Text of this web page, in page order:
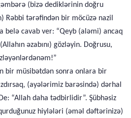
(bizə dediklərinin doğru
Rəbbi tərəfindən bir möcüzə nazil
belə cavab ver: “Qeyb (aləmi) ancaq
əzabını) gözləyin. Doğrusu,
bir müsibətdən sonra onlara bir
(ayələrimiz barəsində) dərhal
“Allah daha tədbirlidir”. Şübhəsiz
hiylələri (əməl dəftərinizə)